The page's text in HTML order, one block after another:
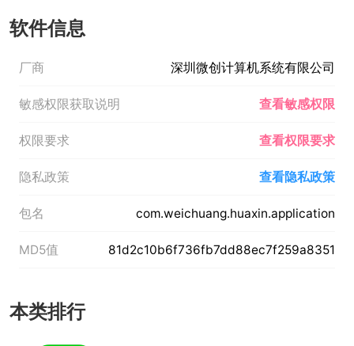
软件信息
厂商 深圳微创计算机系统有限公司
敏感权限获取说明 查看敏感权限
权限要求 查看权限要求
隐私政策 查看隐私政策
包名 com.weichuang.huaxin.application
MD5值 81d2c10b6f736fb7dd88ec7f259a8351
本类排行